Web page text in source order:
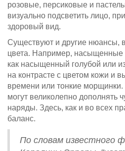
розовые, персиковые и
визуально подсветить лицо,
здоровый вид.
Существуют и другие нюансы,
цвета. Например, насыщенные
как насыщенный голубой или
на контрасте с цветом кожи и
времени или тонкие
могут великолепно дополнять
наряды. Здесь, как и во всех
баланс.
По словам известного